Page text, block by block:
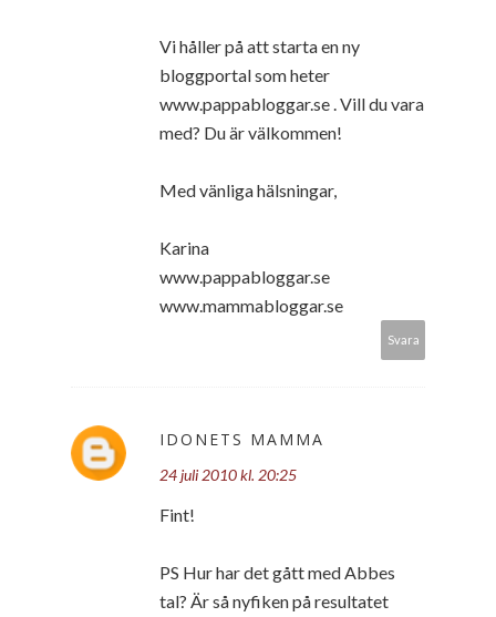
Vi håller på att starta en ny
bloggportal som heter
www.pappabloggar.se . Vill du vara
med? Du är välkommen!
Med vänliga hälsningar,
Karina
www.pappabloggar.se
www.mammabloggar.se
Svara
IDONETS MAMMA
24 juli 2010 kl. 20:25
Fint!
PS Hur har det gått med Abbes
tal? Är så nyfiken på resultatet